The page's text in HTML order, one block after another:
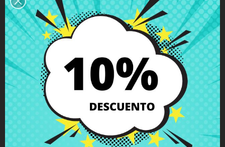
Detalles del producto
Grados
Comentarios